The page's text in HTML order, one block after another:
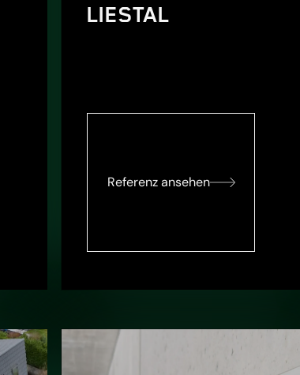
LIESTAL
Referenz ansehen